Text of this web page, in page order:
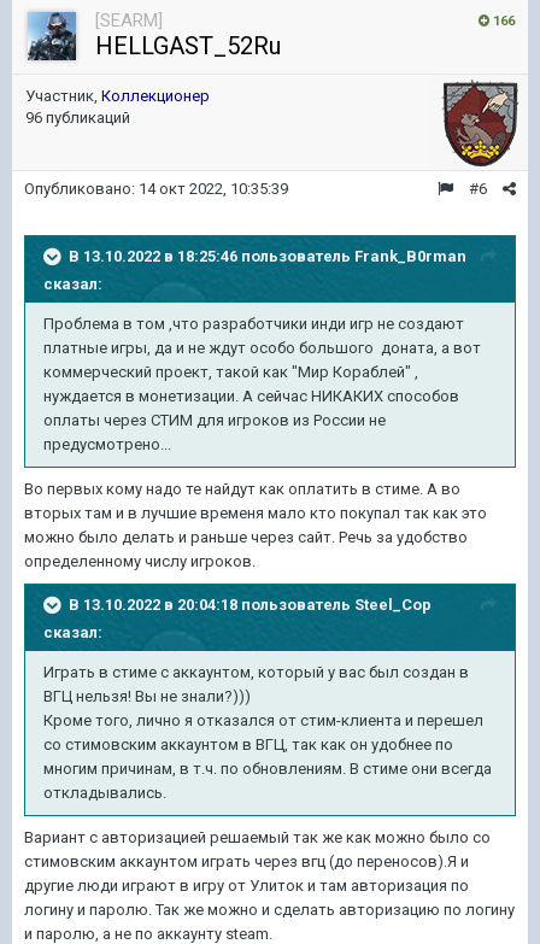
166
[SEARM]
HELLGAST_52Ru
Участник, Коллекционер
96 публикаций
#6
Опубликовано: 14 окт 2022, 10:35:39
В 13.10.2022 в 18:25:46 пользователь Frank_B0rman
сказал:
Проблема в том ,что разработчики инди игр не создают
платные игры, да и не ждут особо большого доната, а вот
коммерческий проект, такой как "Мир Кораблей" ,
нуждается в монетизации. А сейчас НИКАКИХ способов
оплаты через СТИМ для игроков из России не
предусмотрено...
Во первых кому надо те найдут как оплатить в стиме. А во
вторых там и в лучшие временя мало кто покупал так как это
можно было делать и раньше через сайт. Речь за удобство
определенному числу игроков.
В 13.10.2022 в 20:04:18 пользователь Steel_Cop
сказал:
Играть в стиме с аккаунтом, который у вас был создан в
ВГЦ нельзя! Вы не знали?)))
Кроме того, лично я отказался от стим-клиента и перешел
со стимовским аккаунтом в ВГЦ, так как он удобнее по
многим причинам, в т.ч. по обновлениям. В стиме они всегда
откладывались.
Вариант с авторизацией решаемый так же как можно было со
стимовским аккаунтом играть через вгц (до переносов).Я и
другие люди играют в игру от Улиток и там авторизация по
логину и паролю. Так же можно и сделать авторизацию по логину
и паролю, а не по аккаунту steam.